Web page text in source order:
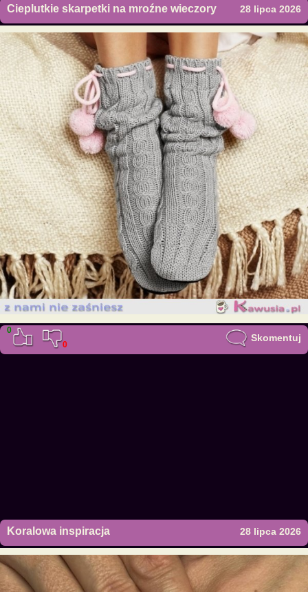
Cieplutkie skarpetki na mroźne wieczory 28 lipca 2026
0
0
Skomentuj
Koralowa inspiracja 28 lipca 2026